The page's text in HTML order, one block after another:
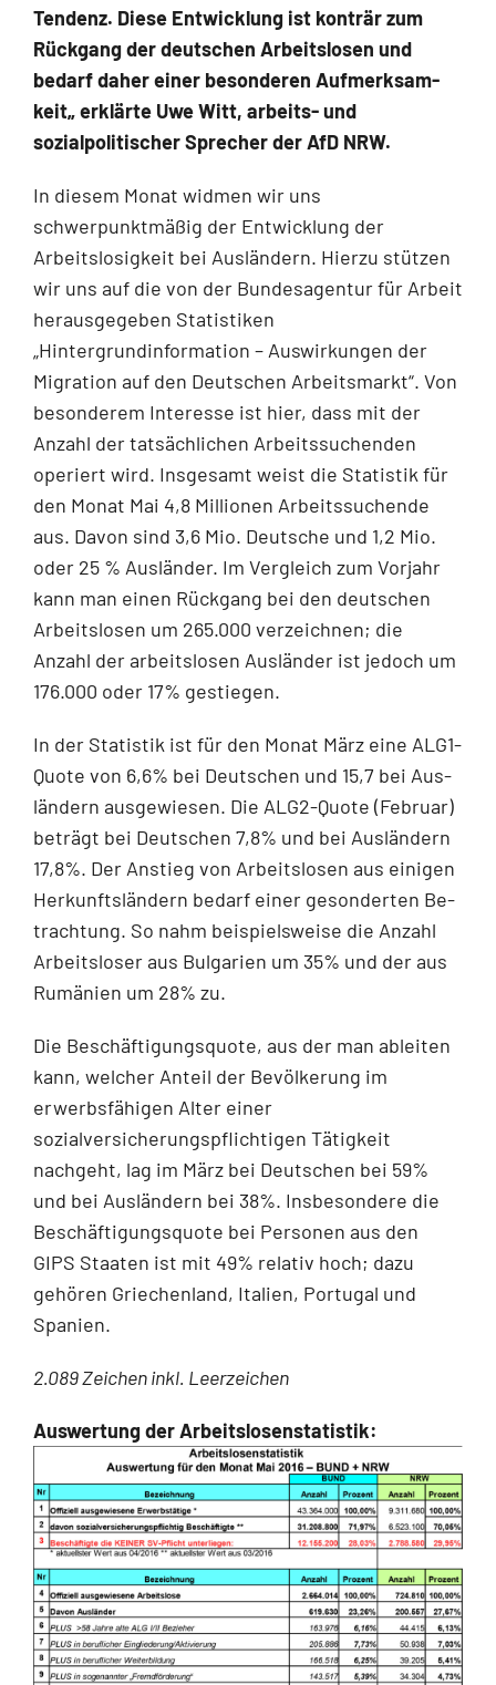
Tendenz. Diese Entwicklung ist konträr zum
Rückgang der deutschen Arbeitslosen und
bedarf daher einer besonderen Aufmerksam­
keit„ erklärte Uwe Witt, arbeits- und
sozialpolitischer Sprecher der AfD NRW.
In diesem Monat widmen wir uns
schwerpunktmäßig der Entwicklung der
Arbeitslosigkeit bei Auslän­dern. Hierzu stützen
wir uns auf die von der Bundesagentur für Arbeit
herausgegeben Statistiken
„Hintergrundinformation – Auswirkungen der
Migration auf den Deutschen Arbeitsmarkt“. Von
beson­derem Interesse ist hier, dass mit der
Anzahl der tatsächlichen Arbeitssuchenden
operiert wird. Ins­gesamt weist die Statistik für
den Monat Mai 4,8 Millionen Arbeitssuchende
aus. Davon sind 3,6 Mio. Deutsche und 1,2 Mio.
oder 25 % Ausländer. Im Vergleich zum Vorjahr
kann man einen Rückgang bei den deutschen
Arbeitslosen um 265.000 verzeichnen; die
Anzahl der arbeitslosen Ausländer ist jedoch um
176.000 oder 17% gestiegen.
In der Statistik ist für den Monat März eine ALG1-
Quote von 6,6% bei Deutschen und 15,7 bei Aus­
ländern ausgewiesen. Die ALG2-Quote (Februar)
beträgt bei Deutschen 7,8% und bei Ausländern
17,8%. Der Anstieg von Arbeitslosen aus einigen
Herkunftsländern bedarf einer gesonderten Be­
trachtung. So nahm beispielsweise die Anzahl
Arbeitsloser aus Bulgarien um 35% und der aus
Ru­mänien um 28% zu.
Die Beschäftigungsquote, aus der man ableiten
kann, welcher Anteil der Bevölkerung im
erwerbsfä­higen Alter einer
sozialversicherungspflichtigen Tätigkeit
nachgeht, lag im März bei Deutschen bei 59%
und bei Ausländern bei 38%. Insbesondere die
Beschäftigungsquote bei Personen aus den
GIPS Staaten ist mit 49% relativ hoch; dazu
gehören Griechenland, Italien, Portugal und
Spanien.
2.089 Zeichen inkl. Leerzeichen
Auswertung der Arbeitslosenstatistik: